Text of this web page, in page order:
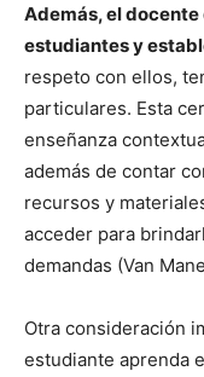
Además, el
estudiantes y
respeto con ellos,
particulares. Esta
enseñanza
además de contar
recursos y
acceder para
demandas (Van
Otra consideración
estudiante aprenda